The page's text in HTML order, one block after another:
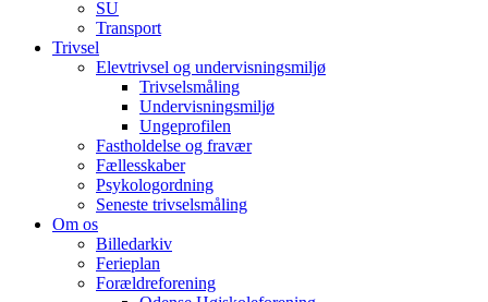
SU
Transport
Trivsel
Elevtrivsel og undervisningsmiljø
Trivselsmåling
Undervisningsmiljø
Ungeprofilen
Fastholdelse og fravær
Fællesskaber
Psykologordning
Seneste trivselsmåling
Om os
Billedarkiv
Ferieplan
Forældreforening